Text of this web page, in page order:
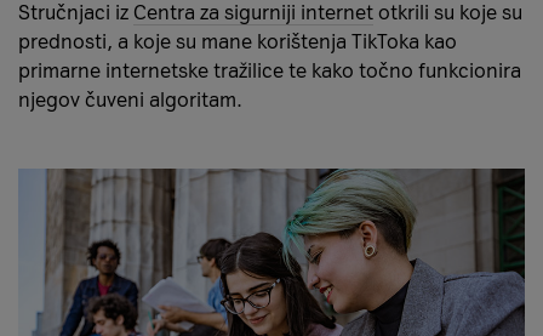
Stručnjaci iz Centra za sigurniji internet otkrili su koje su
prednosti, a koje su mane korištenja TikToka kao
primarne internetske tražilice te kako točno funkcionira
njegov čuveni algoritam.